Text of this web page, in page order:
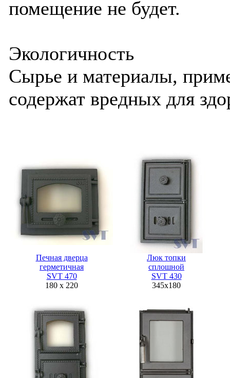
помещение не будет.
Экологичность
Сырье и материалы,
содержат вредных для
Печная дверца
герметичная
SVT 470
180 x 220
Люк топки
сплошной
SVT 430
345х180